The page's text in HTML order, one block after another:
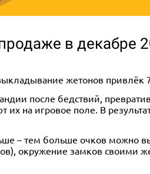
в декабре
жетонов привлёк
после бедствий,
на игровое поле. В
– тем больше очков можно
окружение замков своими